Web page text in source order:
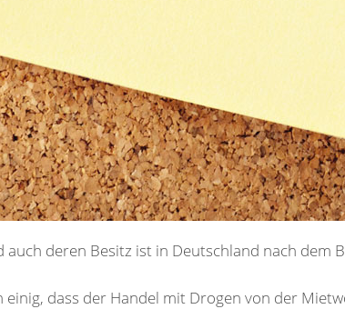
deren Besitz ist in Deutschland nach dem
einig, dass der Handel mit Drogen von der